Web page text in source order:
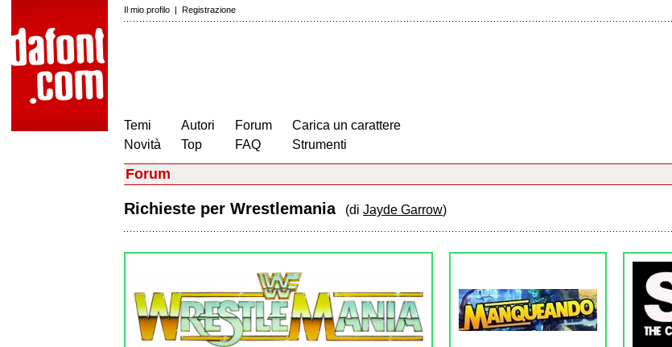
Il mio profilo | Registrazione
Temi
Novità
Autori
Top
Forum
FAQ
Carica un carattere
Strumenti
Forum
Richieste per Wrestlemania (di Jayde Garrow)